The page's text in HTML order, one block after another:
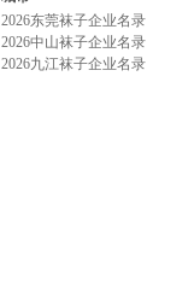
2026东莞袜子企业名录
2026中山袜子企业名录
2026九江袜子企业名录